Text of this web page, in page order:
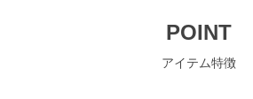
POINT
アイテム特徴